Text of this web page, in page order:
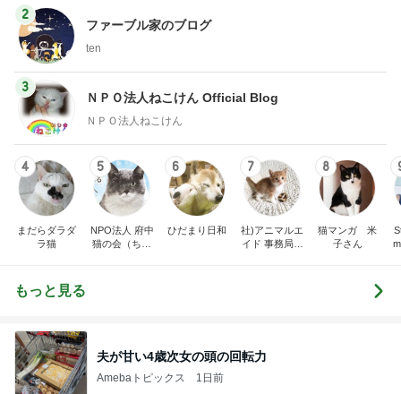
2
ファーブル家のブログ
ten
3
ＮＰＯ法人ねこけん Official Blog
ＮＰＯ法人ねこけん
4
まだらダラダ
ラ猫
5
NPO法人 府中
猫の会（ちゅ
6
ひだまり日和
7
社)アニマルエ
イド 事務局＆
8
猫マンガ 米
子さん
もっと見る
夫が甘い4歳次女の頭の回転力
Amebaトピックス 1日前